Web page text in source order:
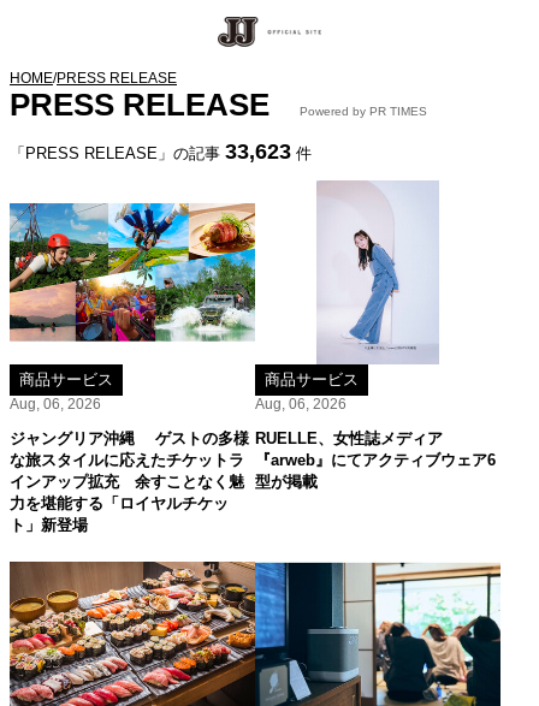
HOME/PRESS RELEASE
PRESS RELEASE Powered by PR TIMES
「PRESS RELEASE」の記事 33,623 件
商品サービス
Aug, 06, 2026
ジャングリア沖縄 ゲストの多様
な旅スタイルに応えたチケットラ
インアップ拡充 余すことなく魅
力を堪能する「ロイヤルチケッ
ト」新登場
商品サービス
Aug, 06, 2026
RUELLE、女性誌メディア
『arweb』にてアクティブウェア6
型が掲載